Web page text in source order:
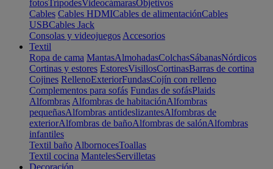
fotosTrípodesVideocámarasObjetivos
Cables Cables HDMICables de alimentaciónCables
USBCables Jack
Consolas y videojuegos Accesorios
Textil
Ropa de cama MantasAlmohadasColchasSábanasNórdicos
Cortinas y estores EstoresVisillosCortinasBarras de cortina
Cojines RellenoExteriorFundasCojín con relleno
Complementos para sofás Fundas de sofásPlaids
Alfombras Alfombras de habitaciónAlfombras
pequeñasAlfombras antideslizantesAlfombras de
exteriorAlfombras de bañoAlfombras de salónAlfombras
infantiles
Textil baño AlbornocesToallas
Textil cocina MantelesServilletas
Decoración